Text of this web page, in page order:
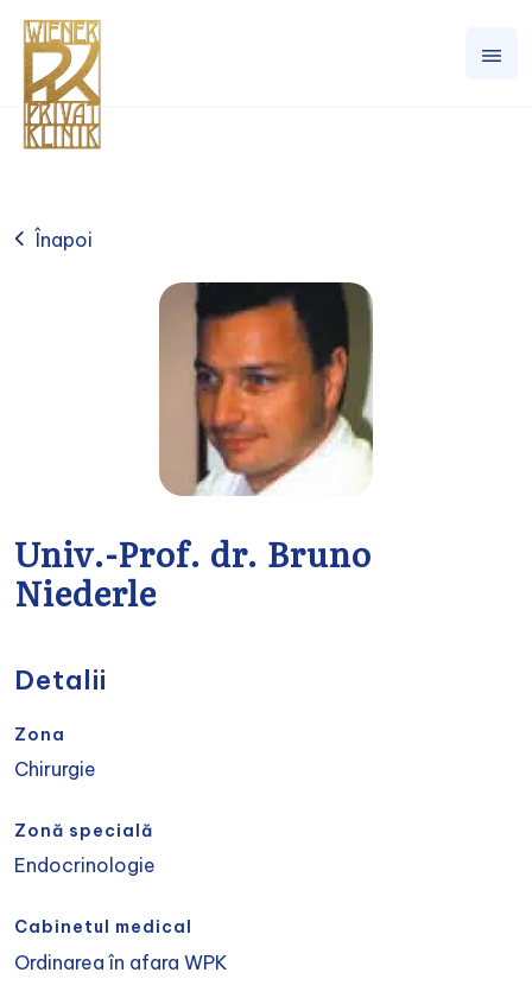
Înapoi
Univ.-Prof. dr. Bruno
Niederle
Detalii
Zona
Chirurgie
Zonă specială
Endocrinologie
Cabinetul medical
Ordinarea în afara WPK